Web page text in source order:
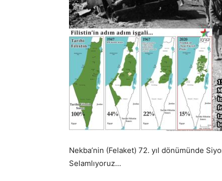
Nekba’nin (Felaket) 72. yıl dönümünde
Selamlıyoruz…